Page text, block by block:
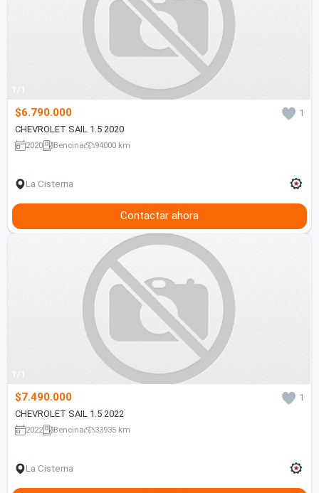
1/1
$6.790.000
1
CHEVROLET SAIL 1.5 2020
2020 Bencina 94000 km
La Cisterna
Contactar ahora
1/1
$7.490.000
1
CHEVROLET SAIL 1.5 2022
2022 Bencina 33935 km
La Cisterna